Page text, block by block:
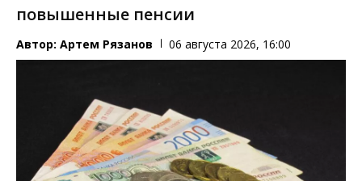
повышенные пенсии
Автор: Артем Рязанов 06 августа 2026, 16:00